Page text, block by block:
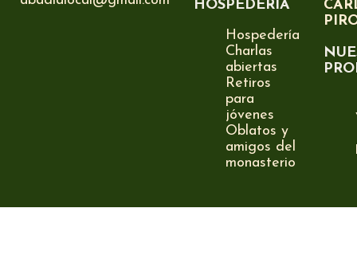
HOSPEDERÍA
Hospedería
Charlas
abiertas
Retiros
para
jóvenes
Oblatos y
amigos del
monasterio